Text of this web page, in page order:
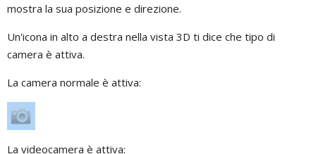
mostra la sua posizione e direzione.
Un'icona in alto a destra nella vista 3D ti dice che tipo di
camera è attiva.
La camera normale è attiva:
La videocamera è attiva: